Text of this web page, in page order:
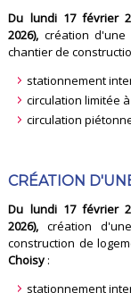
Du lundi 17 février
2026), création
chantier de
stationnement
circulation limitée
circulation
CRÉATION
Du lundi 17 février
2026),création
construction de
Choisy :
stationnement